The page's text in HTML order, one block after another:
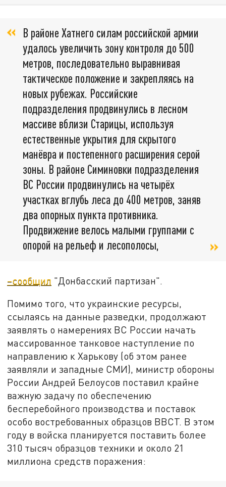
В районе Хатнего силам российской армии
удалось увеличить зону контроля до 500
метров, последовательно выравнивая
тактическое положение и закрепляясь на
новых рубежах. Российские
подразделения продвинулись в лесном
массиве вблизи Старицы, используя
естественные укрытия для скрытого
манёвра и постепенного расширения серой
зоны. В районе Симиновки подразделения
ВС России продвинулись на четырёх
участках вглубь леса до 400 метров, заняв
два опорных пункта противника.
Продвижение велось малыми группами с
опорой на рельеф и лесополосы,
–сообщил "Донбасский партизан".
Помимо того, что украинские ресурсы,
ссылаясь на данные разведки, продолжают
заявлять о намерениях ВС России начать
массированное танковое наступление по
направлению к Харькову (об этом ранее
заявляли и западные СМИ), министр обороны
России Андрей Белоусов поставил крайне
важную задачу по обеспечению
бесперебойного производства и поставок
особо востребованных образцов ВВСТ. В этом
году в войска планируется поставить более
310 тысяч образцов техники и около 21
миллиона средств поражения: